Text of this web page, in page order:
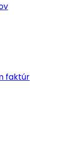
faktúr